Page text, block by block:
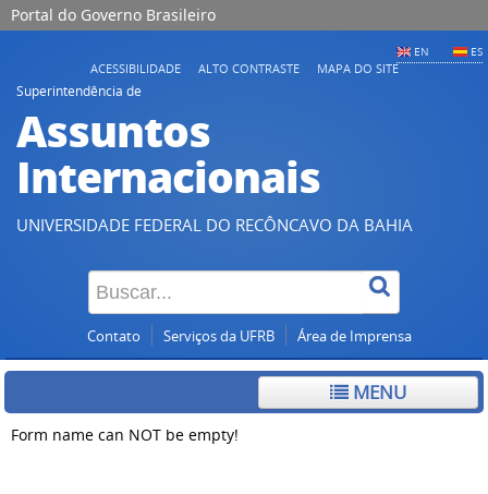
Portal do Governo Brasileiro
EN ES
ACESSIBILIDADE ALTO CONTRASTE
MAPA DO SITE
Superintendência de
Assuntos
Internacionais
UNIVERSIDADE FEDERAL DO RECÔNCAVO DA BAHIA
Contato Serviços da UFRB Área de Imprensa
MENU
Form name can NOT be empty!